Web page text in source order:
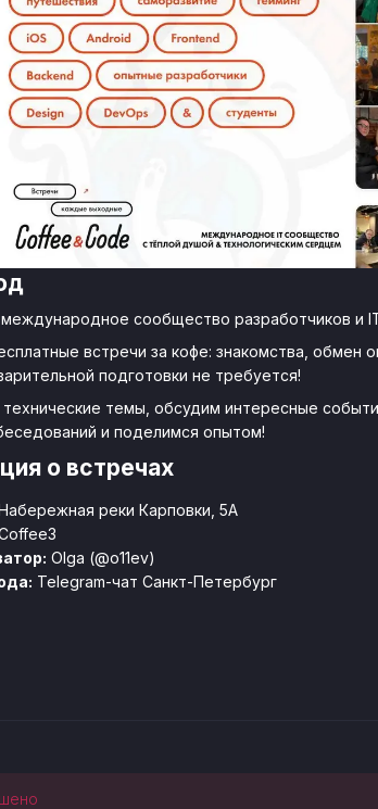
сообщество разработчиков и
встречи за кофе: знакомства,
подготовки не требуется!
темы, обсудим интересные
и поделимся опытом!
о встречах
реки Карповки, 5А
Olga (@o11ev)
Telegram-чат Санкт-Петербург